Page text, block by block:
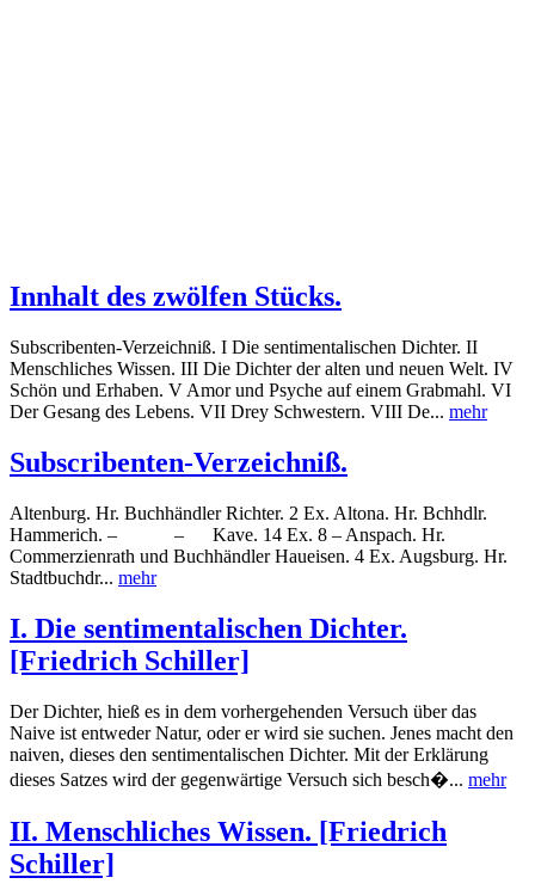
Innhalt des zwölfen Stücks.
Subscribenten-Verzeichniß. I Die sentimentalischen Dichter. II
Menschliches Wissen. III Die Dichter der alten und neuen Welt. IV
Schön und Erhaben. V Amor und Psyche auf einem Grabmahl. VI
Der Gesang des Lebens. VII Drey Schwestern. VIII De... mehr
Subscribenten-Verzeichniß.
Altenburg. Hr. Buchhändler Richter. 2 Ex. Altona. Hr. Bchhdlr.
Hammerich. – – Kave. 14 Ex. 8 – Anspach. Hr.
Commerzienrath und Buchhändler Haueisen. 4 Ex. Augsburg. Hr.
Stadtbuchdr... mehr
I. Die sentimentalischen Dichter.
[Friedrich Schiller]
Der Dichter, hieß es in dem vorhergehenden Versuch über das
Naive ist entweder Natur, oder er wird sie suchen. Jenes macht den
naiven, dieses den sentimentalischen Dichter. Mit der Erklärung
dieses Satzes wird der gegenwärtige Versuch sich besch�... mehr
II. Menschliches Wissen. [Friedrich
Schiller]